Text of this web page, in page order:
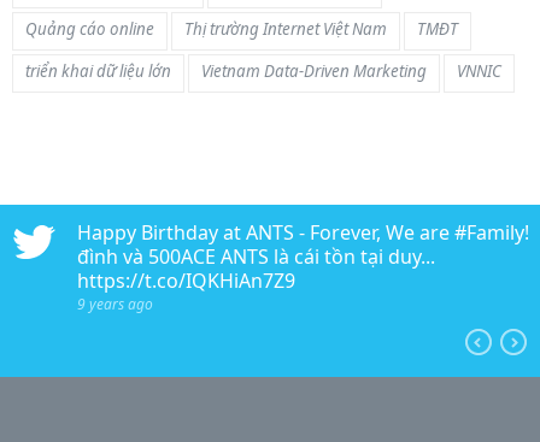
Quảng cáo online
Thị trường Internet Việt Nam
TMĐT
triển khai dữ liệu lớn
Vietnam Data-Driven Marketing VNNIC
Happy Birthday at ANTS - Forever, We are
đình và 500ACE ANTS là cái tồn tại duy...
https://t.co/IQKHiAn7Z9
9 years ago